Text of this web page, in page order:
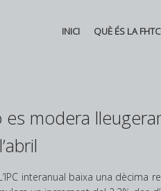
INICI QUÈ ÉS LA
es modera
interanual baixa una dècima